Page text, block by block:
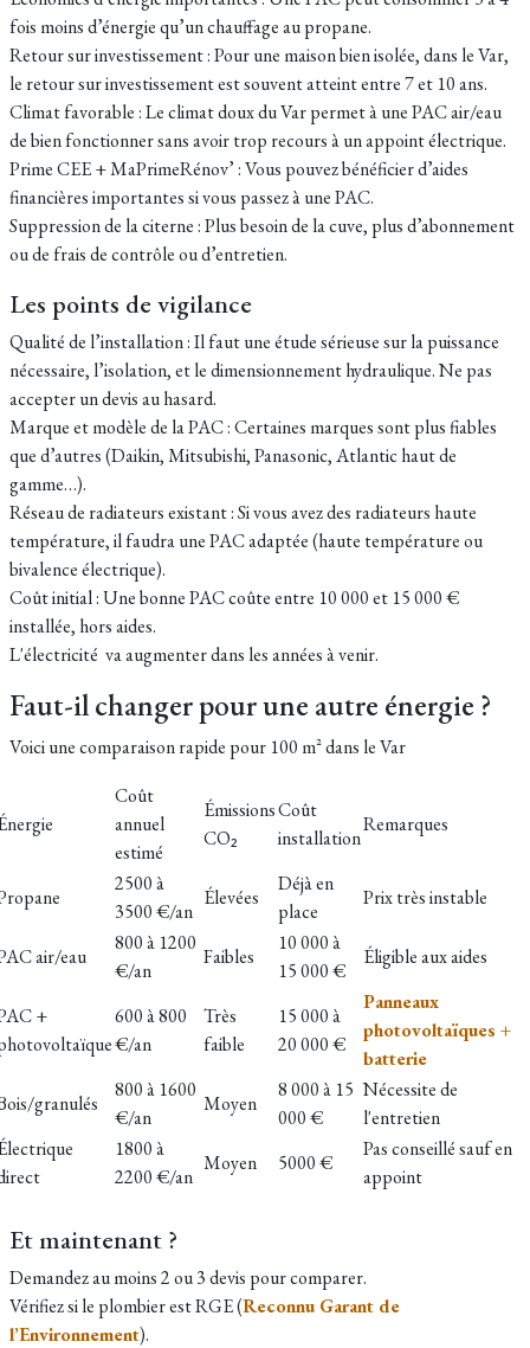
fois moins d’énergie qu’un chauffage au propane.
Retour sur investissement : Pour une maison bien isolée, dans le Var,
le retour sur investissement est souvent atteint entre 7 et 10 ans.
Climat favorable : Le climat doux du Var permet à une PAC air/eau
de bien fonctionner sans avoir trop recours à un appoint électrique.
Prime CEE + MaPrimeRénov’ : Vous pouvez bénéficier d’aides
financières importantes si vous passez à une PAC.
Suppression de la citerne : Plus besoin de la cuve, plus d’abonnement
ou de frais de contrôle ou d’entretien.
Les points de vigilance
Qualité de l’installation : Il faut une étude sérieuse sur la puissance
nécessaire, l’isolation, et le dimensionnement hydraulique. Ne pas
accepter un devis au hasard.
Marque et modèle de la PAC : Certaines marques sont plus fiables
que d’autres (Daikin, Mitsubishi, Panasonic, Atlantic haut de
gamme…).
Réseau de radiateurs existant : Si vous avez des radiateurs haute
température, il faudra une PAC adaptée (haute température ou
bivalence électrique).
Coût initial : Une bonne PAC coûte entre 10 000 et 15 000 €
installée, hors aides.
L'électricité va augmenter dans les années à venir.
Faut-il changer pour une autre énergie ?
Voici une comparaison rapide pour 100 m² dans le Var
Coût
annuel
estimé
Émissions
CO₂
Coût
installation
Remarques
2500 à
3500 €/an
Élevées
Déjà en
place
Prix très instable
air/eau
800 à 1200
€/an
Faibles
10 000 à
15 000 €
Éligible aux aides
+
600 à 800
€/an
Très
faible
15 000 à
20 000 €
Panneaux
photovoltaïques +
batterie
granulés
800 à 1600
€/an
Moyen
8 000 à 15
000 €
Nécessite de
l'entretien
1800 à
2200 €/an
Moyen 5000 €
Pas conseillé sauf en
appoint
Et maintenant ?
Demandez au moins 2 ou 3 devis pour comparer.
Vérifiez si le plombier est RGE (Reconnu Garant de
l’Environnement).